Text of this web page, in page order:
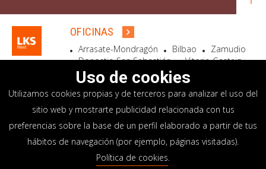
OFICINAS
Arrasate-Mondragón Bilbao
Zamudio
Donostia-San Sebastián
Vitoria-Gasteiz
Madrid
El Astillero Bidart
SEDE SOCIAL
Goiru, 7 Arrasate-Mondragón
CP 20500 GIPUZKOA – SPAIN
+34 900 84 14 14
info@lksnext.com
Uso de cookies
Utilizamos cookies propias y de terceros para analizar el uso del
sitio web y mostrarte publicidad relacionada con tus
preferencias sobre la base de un perfil elaborado a partir de tus
hábitos de navegación (por ejemplo, páginas visitadas).
Política de cookies.